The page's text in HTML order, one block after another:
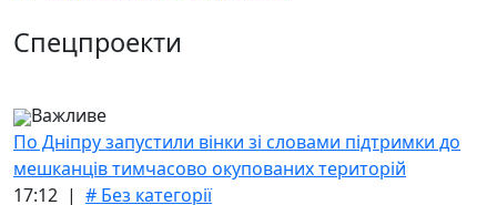
Спецпроекти
Важливе
По Дніпру запустили вінки зі словами підтримки до
мешканців тимчасово окупованих територій
17:12 | # Без категорії